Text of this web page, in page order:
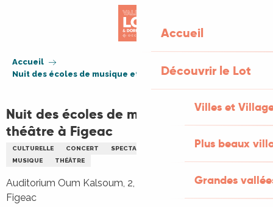
Accueil
Découvrir le Lot
Villes et
Plus beaux
Grandes
Accueil
Nuit des écoles de musique et de théâtre à Figeac
Nuit des écoles de musique et de
théâtre à Figeac
CULTURELLE CONCERT SPECTACLE
FAMILLE
MUSIQUE
THÉÂTRE
Auditorium Oum Kalsoum, 2, rue victor Delbos, 46100
Figeac